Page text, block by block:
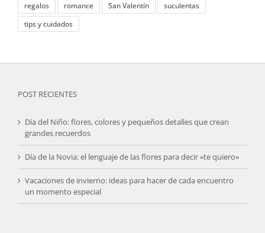
regalos
romance San Valentín
suculentas
tips y cuidados
POST RECIENTES
Día del Niño: flores, colores y pequeños detalles que crean
grandes recuerdos
Día de la Novia: el lenguaje de las flores para decir «te quiero»
Vacaciones de invierno: ideas para hacer de cada encuentro
un momento especial